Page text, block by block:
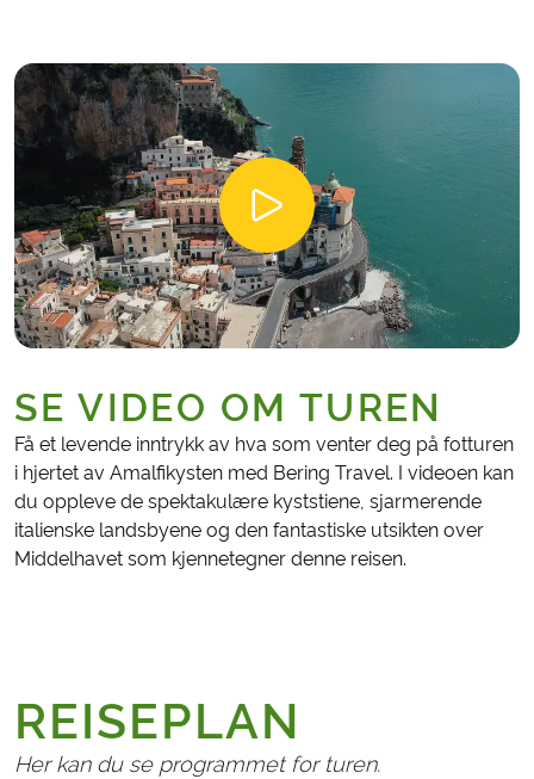
SE VIDEO OM TUREN
Få et levende inntrykk av hva som venter deg på fotturen
i hjertet av Amalfikysten med Bering Travel. I videoen kan
du oppleve de spektakulære kyststiene, sjarmerende
italienske landsbyene og den fantastiske utsikten over
Middelhavet som kjennetegner denne reisen.
REISEPLAN
Her kan du se programmet for turen.